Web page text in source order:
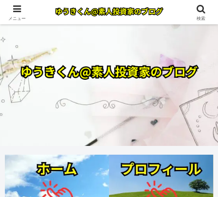
メニュー 検索